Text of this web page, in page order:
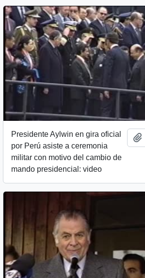
Presidente Aylwin en gira oficial
por Perú asiste a ceremonia
militar con motivo del cambio de
mando presidencial: video